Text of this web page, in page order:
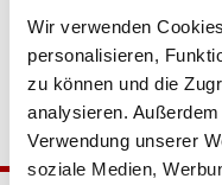
Wir verwenden
personalisieren,
zu können und die
analysieren.
Verwendung unserer
soziale Medien,